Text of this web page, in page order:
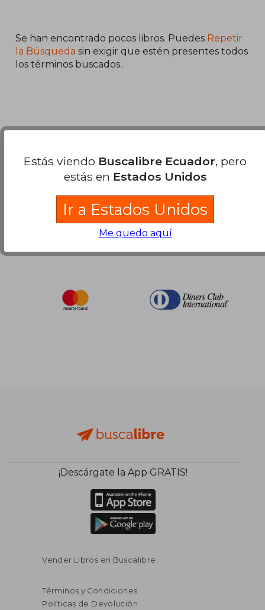
45%
dcto.
$ 44.91
$ 24.70
Se han encontrado pocos libros. Puedes Repetir
la Búsqueda sin exigir que estén presentes todos
los términos buscados..
Nuestras Formas de Pago
¡Descárgate la App GRATIS!
Vender Libros en Buscalibre
Términos y Condiciones
Políticas de Devolución
Estás viendo Buscalibre Ecuador, pero
estás en Estados Unidos
Ir a Estados Unidos
Me quedo aquí